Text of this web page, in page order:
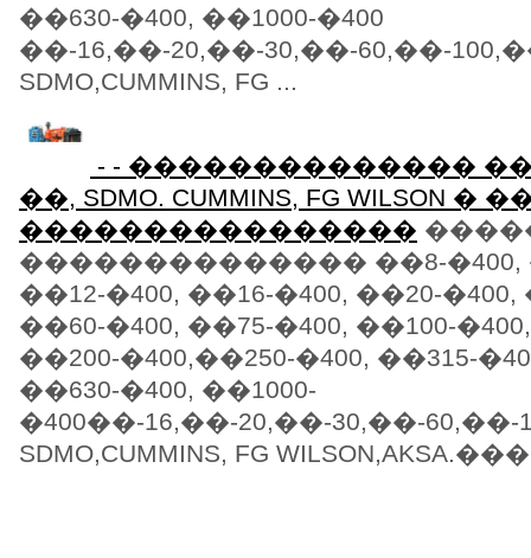
��630-�400, ��1000-�400
��-16,��-20,��-30,��-60,��-
SDMO,CUMMINS, FG ...
- - ��������������
��, SDMO. CUMMINS, FG WILSON
����������������
�������������� ��8-�400,
��12-�400, ��16-�400, ��20-�400,
��60-�400, ��75-�400, ��100-
��200-�400,��250-�400, ��315-
��630-�400, ��1000-
�400��-16,��-20,��-30,��-60,��-
SDMO,CUMMINS, FG